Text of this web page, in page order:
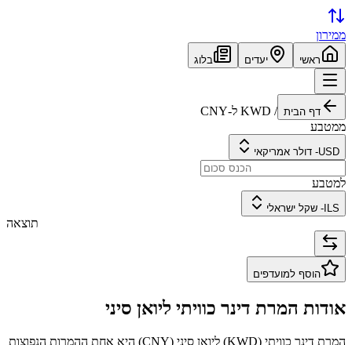
ממירון
ראשי יעדים בלוג
דף הבית /
KWD ל-CNY
ממטבע
USD
- דולר אמריקאי
למטבע
ILS
- שקל ישראלי
תוצאה
הוסף למועדפים
אודות המרת דינר כוויתי ליואן סיני
המרת דינר כוויתי (
KWD) ליואן סיני (
CNY) היא אחת ההמרות הנפוצות